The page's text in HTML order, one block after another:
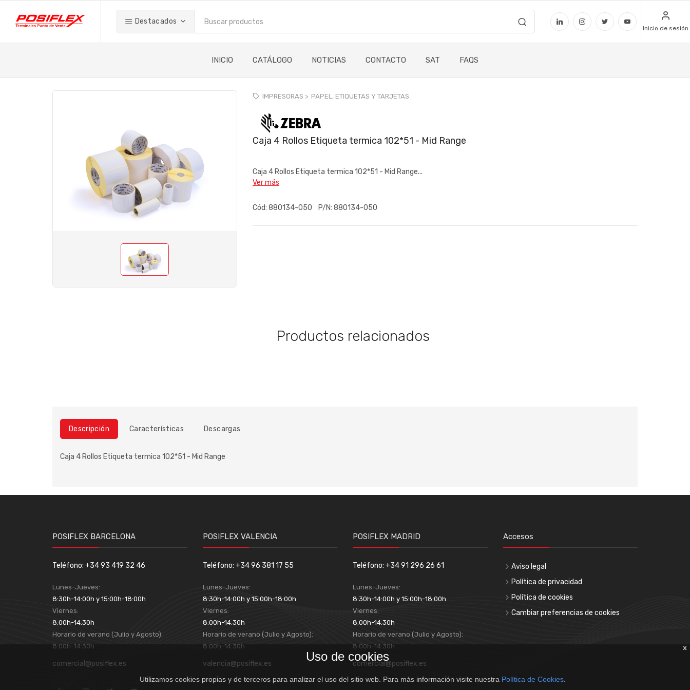
Destacados
Inicio de sesión
INICIO CATÁLOGO NOTICIAS CONTACTO SAT FAQS
IMPRESORAS > PAPEL, ETIQUETAS Y TARJETAS
Caja 4 Rollos Etiqueta termica 102*51 - Mid Range
Caja 4 Rollos Etiqueta termica 102*51 - Mid Range...
Ver más
Cód: 880134-050 P/N: 880134-050
Productos relacionados
Descripción Características Descargas
Caja 4 Rollos Etiqueta termica 102*51 - Mid Range
POSIFLEX BARCELONA
Teléfono: +34 93 419 32 46
Lunes-Jueves:
8:30h-14:00h y 15:00h-18:00h
Viernes:
8:00h-14:30h
Horario de verano (Julio y Agosto):
8:00h-14:30h
comercial@posiflex.es
POSIFLEX VALENCIA
Teléfono: +34 96 381 17 55
Lunes-Jueves:
8:30h-14:00h y 15:00h-18:00h
Viernes:
8:00h-14:30h
Horario de verano (Julio y Agosto):
8:00h-14:30h
valencia@posiflex.es
POSIFLEX MADRID
Teléfono: +34 91 296 26 61
Lunes-Jueves:
8:30h-14:00h y 15:00h-18:00h
Viernes:
8:00h-14:30h
Horario de verano (Julio y Agosto):
8:00h-14:30h
comercial@posiflex.es
Accesos
Aviso legal
Política de privacidad
Política de cookies
Cambiar preferencias de cookies
x
Uso de cookies
Utilizamos cookies propias y de terceros para analizar el uso del sitio web. Para más información visite nuestra Política de Cookies